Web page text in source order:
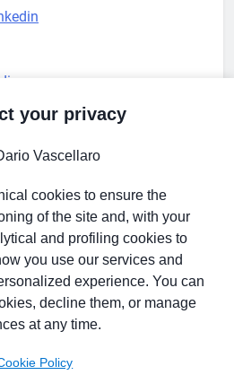
Disclaimer Privacy PolicyCookie
your privacy
Vascellaro
cookies to ensure the
of the site and, with your
and profiling cookies to
you use our services and
experience. You can
decline them, or manage
at any time.
Policy